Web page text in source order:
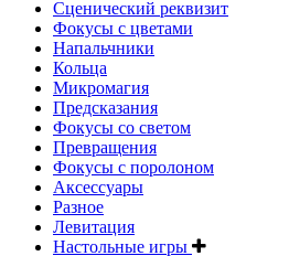
Сценический реквизит
Фокусы с цветами
Напальчники
Кольца
Микромагия
Предсказания
Фокусы со светом
Превращения
Фокусы с поролоном
Аксессуары
Разное
Левитация
Настольные игры